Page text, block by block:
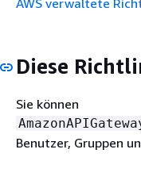
AWS verwaltete
Diese
Sie können
Benutzer, Gruppen